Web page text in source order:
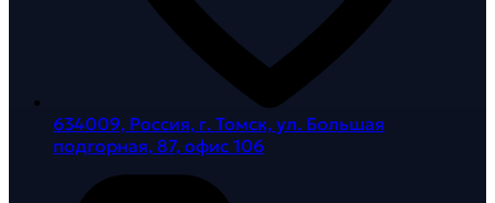
634009, Россия, г. Томск, ул. Большая
подгорная, 87, офис 106